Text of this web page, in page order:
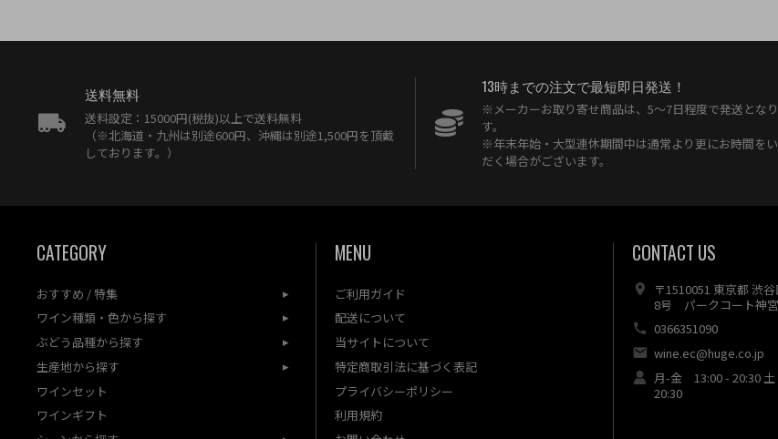
送料無料
送料設定：15000円(税抜)以上で送料無料
（※北海道・九州は別途600円、沖縄は別途1,500円を頂戴
しております。）
13時までの注文で最短即日発送！
※メーカーお取り寄せ商品は、5〜7日程度で発送とな
す。
※年末年始・大型連休期間中は通常より更にお時間を
だく場合がございます。
CATEGORY
おすすめ / 特集
ワイン種類・色から探す
ぶどう品種から探す
生産地から探す
ワインセット
ワインギフト
MENU
ご利用ガイド
配送について
当サイトについて
特定商取引法に基づく表記
プライバシーポリシー
利用規約
CONTACT US
〒1510051 東京都 渋
8号 パークコート神
0366351090
wine.ec@huge.co.jp
月-金 13:00 - 20:30
20:30